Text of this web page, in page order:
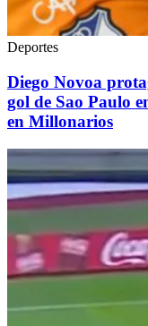
Deportes
Diego Novoa
gol de Sao Paulo
en Millonarios